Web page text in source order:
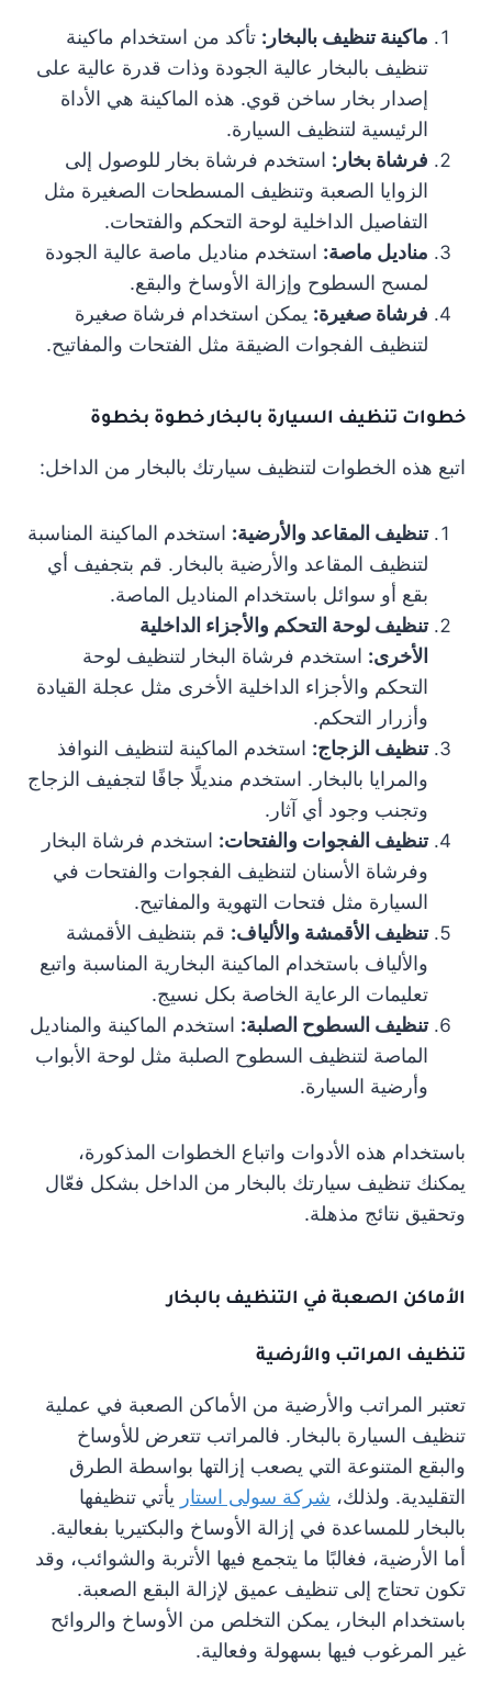
ماكينة تنظيف بالبخار: تأكد من استخدام ماكينة
تنظيف بالبخار عالية الجودة وذات قدرة عالية على
إصدار بخار ساخن قوي. هذه الماكينة هي الأداة
الرئيسية لتنظيف السيارة.
فرشاة بخار: استخدم فرشاة بخار للوصول إلى
الزوايا الصعبة وتنظيف المسطحات الصغيرة مثل
التفاصيل الداخلية لوحة التحكم والفتحات.
مناديل ماصة: استخدم مناديل ماصة عالية الجودة
لمسح السطوح وإزالة الأوساخ والبقع.
فرشاة صغيرة: يمكن استخدام فرشاة صغيرة
لتنظيف الفجوات الضيقة مثل الفتحات والمفاتيح.
خطوات تنظيف السيارة بالبخار خطوة بخطوة
اتبع هذه الخطوات لتنظيف سيارتك بالبخار من الداخل:
تنظيف المقاعد والأرضية: استخدم الماكينة المناسبة
لتنظيف المقاعد والأرضية بالبخار. قم بتجفيف أي
بقع أو سوائل باستخدام المناديل الماصة.
تنظيف لوحة التحكم والأجزاء الداخلية
الأخرى: استخدم فرشاة البخار لتنظيف لوحة
التحكم والأجزاء الداخلية الأخرى مثل عجلة القيادة
وأزرار التحكم.
تنظيف الزجاج: استخدم الماكينة لتنظيف النوافذ
والمرايا بالبخار. استخدم منديلًا جافًا لتجفيف الزجاج
وتجنب وجود أي آثار.
تنظيف الفجوات والفتحات: استخدم فرشاة البخار
وفرشاة الأسنان لتنظيف الفجوات والفتحات في
السيارة مثل فتحات التهوية والمفاتيح.
تنظيف الأقمشة والألياف: قم بتنظيف الأقمشة
والألياف باستخدام الماكينة البخارية المناسبة واتبع
تعليمات الرعاية الخاصة بكل نسيج.
تنظيف السطوح الصلبة: استخدم الماكينة والمناديل
الماصة لتنظيف السطوح الصلبة مثل لوحة الأبواب
وأرضية السيارة.
باستخدام هذه الأدوات واتباع الخطوات المذكورة،
يمكنك تنظيف سيارتك بالبخار من الداخل بشكل فعّال
وتحقيق نتائج مذهلة.
الأماكن الصعبة في التنظيف بالبخار
تنظيف المراتب والأرضية
تعتبر المراتب والأرضية من الأماكن الصعبة في عملية
تنظيف السيارة بالبخار. فالمراتب تتعرض للأوساخ
والبقع المتنوعة التي يصعب إزالتها بواسطة الطرق
التقليدية. ولذلك، شركة سولى استار يأتي تنظيفها
بالبخار للمساعدة في إزالة الأوساخ والبكتيريا بفعالية.
أما الأرضية، فغالبًا ما يتجمع فيها الأتربة والشوائب، وقد
تكون تحتاج إلى تنظيف عميق لإزالة البقع الصعبة.
باستخدام البخار، يمكن التخلص من الأوساخ والروائح
غير المرغوب فيها بسهولة وفعالية.